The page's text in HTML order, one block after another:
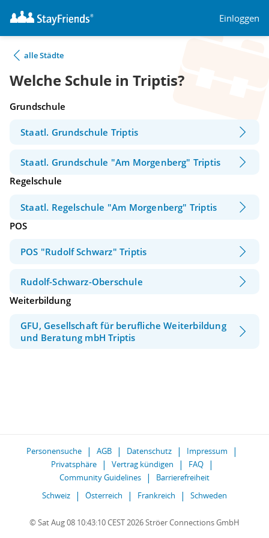
Einloggen
alle Städte
Welche Schule in Triptis?
Grundschule
Staatl. Grundschule Triptis
Staatl. Grundschule "Am Morgenberg" Triptis
Regelschule
Staatl. Regelschule "Am Morgenberg" Triptis
POS
POS "Rudolf Schwarz" Triptis
Rudolf-Schwarz-Oberschule
Weiterbildung
GFU, Gesellschaft für berufliche Weiterbildung
und Beratung mbH Triptis
Personensuche AGB Datenschutz
Impressum
Privatsphäre
Vertrag kündigen
FAQ
Community Guidelines
Barrierefreiheit
Schweiz
Österreich Frankreich Schweden
© Sat Aug 08 10:43:10 CEST 2026 Ströer Connections GmbH